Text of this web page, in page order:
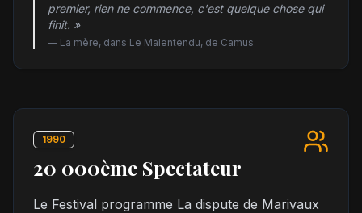
premier, rien ne commence, c'est quelque chose qui
finit. »
— La mère, dans Le Malentendu, de Camus
1990
20 000ème Spectateur
Le Festival programme La dispute de Marivaux